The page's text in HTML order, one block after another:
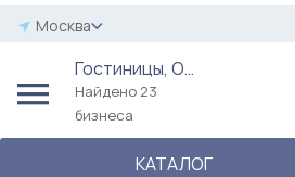
Москва
Гостиницы, Отели
Найдено 23
бизнеса
КАТАЛОГ